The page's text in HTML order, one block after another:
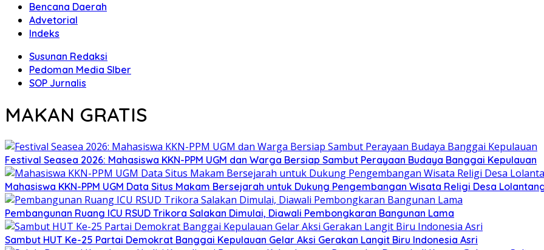
Bencana Daerah
Advetorial
Indeks
Susunan Redaksi
Pedoman Media SIber
SOP Jurnalis
MAKAN GRATIS
Festival Seasea 2026: Mahasiswa KKN-PPM UGM dan Warga Bersiap Sambut Perayaan Budaya Banggai Kepulauan
Mahasiswa KKN-PPM UGM Data Situs Makam Bersejarah untuk Dukung Pengembangan Wisata Religi Desa
Pembangunan Ruang ICU RSUD Trikora Salakan Dimulai, Diawali Pembongkaran Bangunan Lama
Sambut HUT Ke-25 Partai Demokrat Banggai Kepulauan Gelar Aksi Gerakan Langit Biru Indonesia Asri